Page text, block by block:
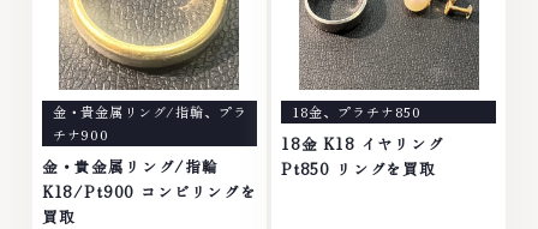
金・貴金属リング/指輪、 プラ
チナ900
金・貴金属リング/指輪
K18/Pt900 コンビリングを
買取
18金、 プラチナ850
18金 K18 イヤリング
Pt850 リングを買取